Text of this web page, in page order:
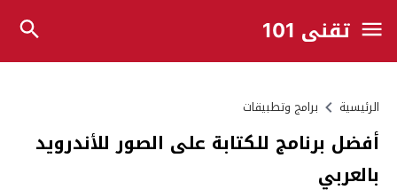
تقني 101
الرئيسية برامج وتطبيقات
أفضل برنامج للكتابة على الصور للأندرويد
بالعربي